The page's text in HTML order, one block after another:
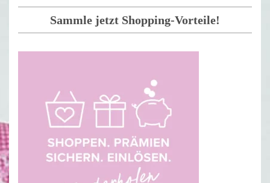
Sammle jetzt Shopping-Vorteile!